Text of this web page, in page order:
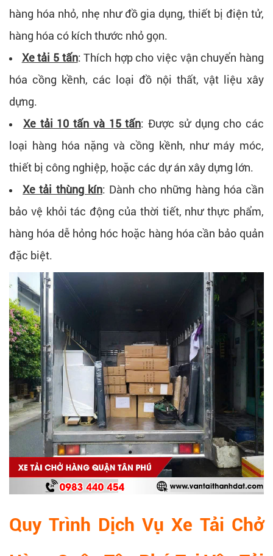
hàng hóa nhỏ, nhẹ như đồ gia dụng, thiết bị điện tử,
hàng hóa có kích thước nhỏ gọn.
Xe tải 5 tấn: Thích hợp cho việc vận chuyển hàng
hóa cồng kềnh, các loại đồ nội thất, vật liệu xây
dựng.
Xe tải 10 tấn và 15 tấn: Được sử dụng cho các
loại hàng hóa nặng và cồng kềnh, như máy móc,
thiết bị công nghiệp, hoặc các dự án xây dựng lớn.
Xe tải thùng kín: Dành cho những hàng hóa cần
bảo vệ khỏi tác động của thời tiết, như thực phẩm,
hàng hóa dễ hỏng hóc hoặc hàng hóa cần bảo quản
đặc biệt.
Quy Trình Dịch Vụ Xe Tải Chở